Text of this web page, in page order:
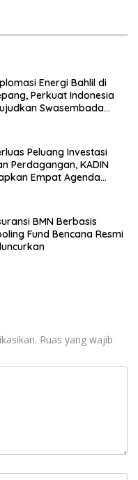
Energi Bahlil di
Perkuat Indonesia
Swasembada
Peluang Investasi
Perdagangan, KADIN
Empat Agenda
BMN Berbasis
Fund Bencana Resmi
Ruas yang wajib